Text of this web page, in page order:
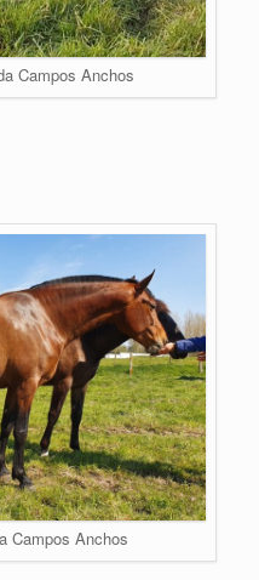
Campos Anchos
Campos Anchos